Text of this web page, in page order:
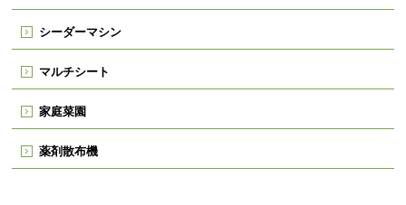
シーダーマシン
マルチシート
家庭菜園
薬剤散布機